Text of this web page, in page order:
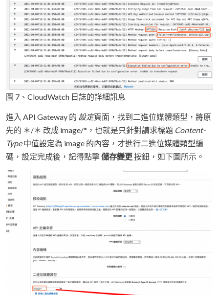
圖 7、CloudWatch 日誌的詳細訊息
進入 API Gateway 的 設定頁面，找到二進位媒體類型，將原
先的 ＊/＊ 改成 image/*，也就是只針對請求標題 Content-
Type中值設定為 image 的內容，才進行二進位媒體類型編
碼，設定完成後，記得點擊儲存變更按鈕，如下圖所示。